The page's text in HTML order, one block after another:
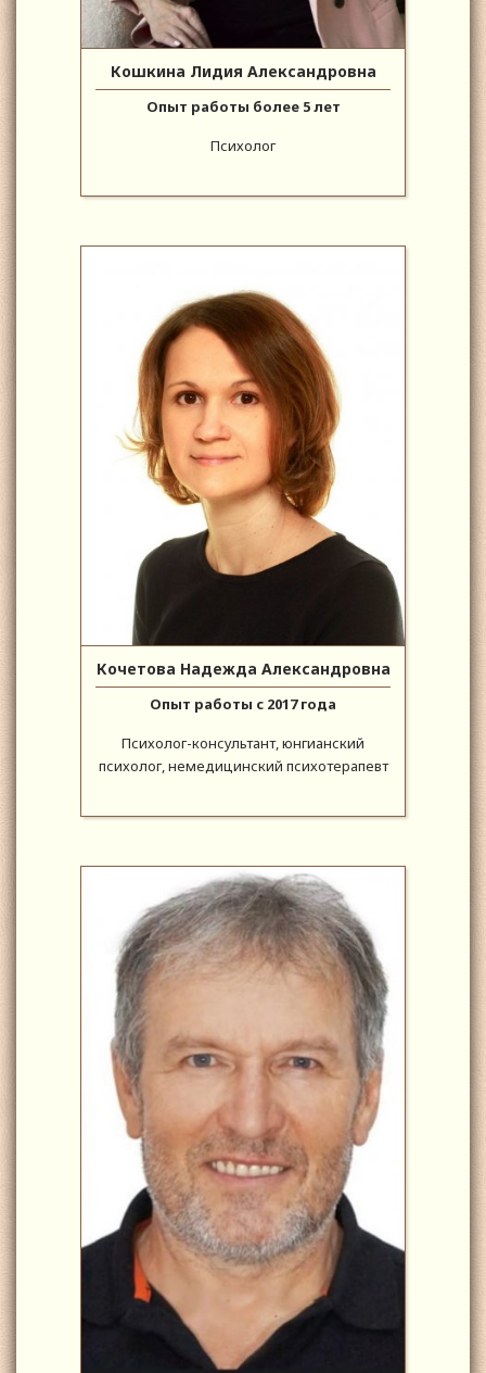
Кошкина Лидия Александровна
Опыт работы более 5 лет
Психолог
Кочетова Надежда Александровна
Опыт работы с 2017 года
Психолог-консультант, юнгианский
психолог, немедицинский психотерапевт